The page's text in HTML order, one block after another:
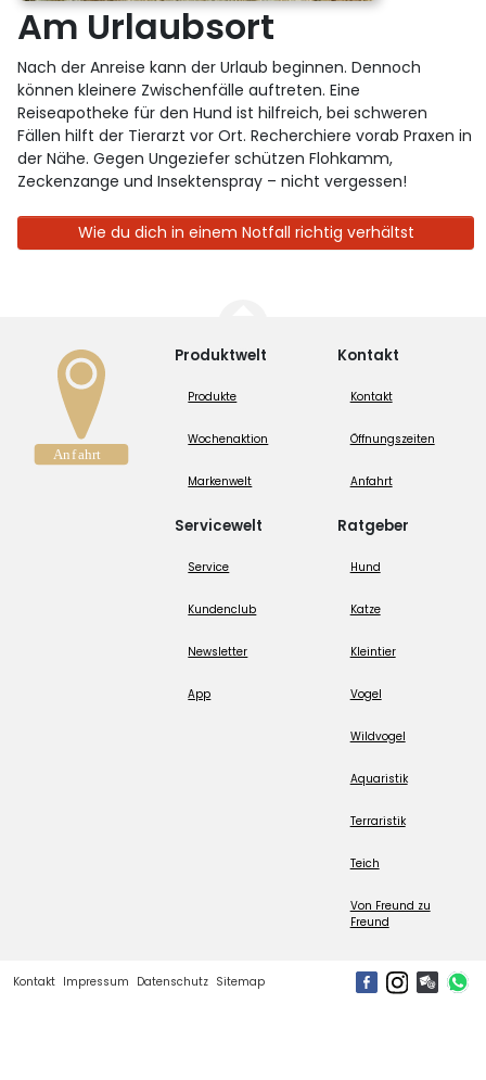
Am Urlaubsort
Nach der Anreise kann der Urlaub beginnen. Dennoch
können kleinere Zwischenfälle auftreten. Eine
Reiseapotheke für den Hund ist hilfreich, bei schweren
Fällen hilft der Tierarzt vor Ort. Recherchiere vorab Praxen in
der Nähe. Gegen Ungeziefer schützen Flohkamm,
Zeckenzange und Insektenspray – nicht vergessen!
Wie du dich in einem Notfall richtig verhältst
Produktwelt
Produkte
Wochenaktion
Markenwelt
Servicewelt
Service
Kundenclub
Newsletter
App
Kontakt
Kontakt
Öffnungszeiten
Anfahrt
Ratgeber
Hund
Katze
Kleintier
Vogel
Wildvogel
Aquaristik
Terraristik
Teich
Von Freund zu
Freund
Kontakt Impressum Datenschutz Sitemap